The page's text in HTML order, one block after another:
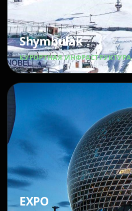
Shymbulak
КУРОРТНАЯ ИНФРАСТРУКТУРА
EXPO